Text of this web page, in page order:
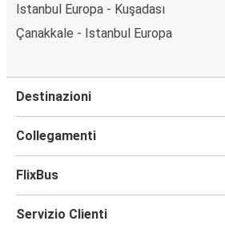
Istanbul Europa - Kuşadası
Çanakkale - Istanbul Europa
Destinazioni
Collegamenti
FlixBus
Servizio Clienti